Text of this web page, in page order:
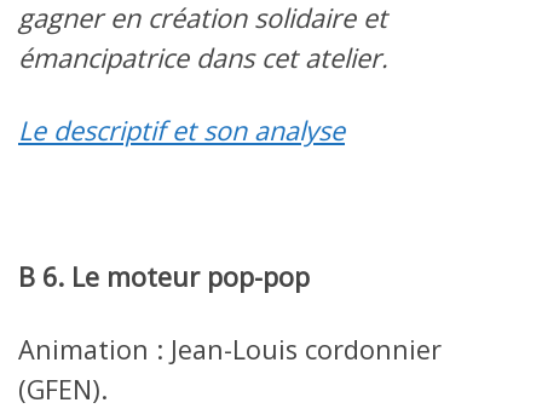
gagner en création solidaire et
émancipatrice dans cet atelier.
Le descriptif et son analyse
B 6. Le moteur pop-pop
Animation : Jean-Louis cordonnier
(GFEN).